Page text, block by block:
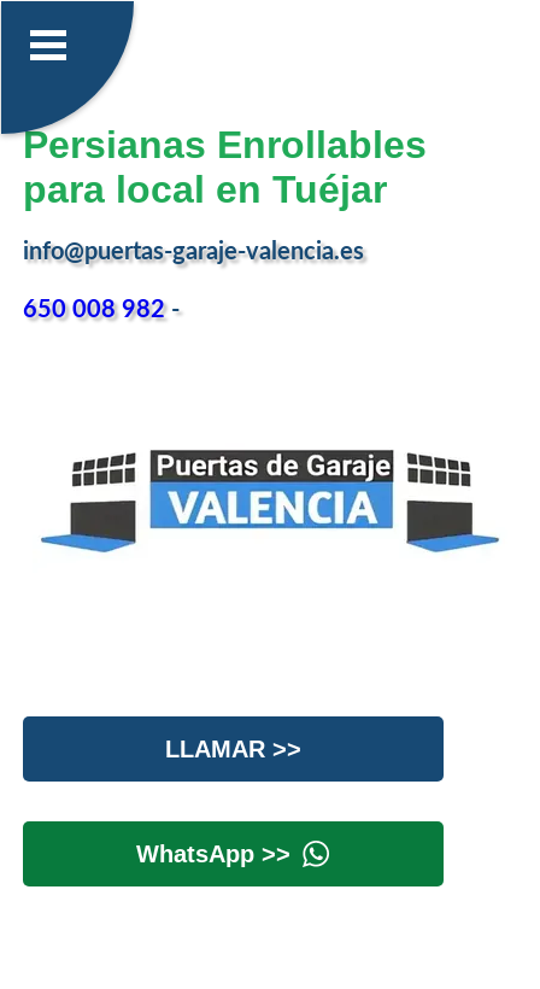
Persianas Enrollables
para local en Tuéjar
info@puertas-garaje-valencia.es
650 008 982-
LLAMAR >>
WhatsApp >>